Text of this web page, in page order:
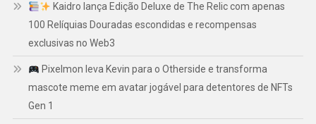
Kaidro lança Edição Deluxe de The Relic com apenas
100 Relíquias Douradas escondidas e recompensas
exclusivas no Web3
Pixelmon leva Kevin para o Otherside e transforma
mascote meme em avatar jogável para detentores de NFTs
Gen 1